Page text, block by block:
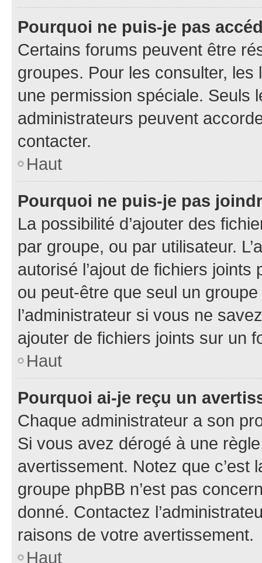
Pourquoi ne puis-je pas
Certains forums peuvent être
groupes. Pour les consulter,
une permission spéciale. Seuls
administrateurs peuvent
contacter.
Haut
Pourquoi ne puis-je pas
La possibilité d’ajouter des
par groupe, ou par utilisateur.
autorisé l’ajout de fichiers
ou peut-être que seul un
l’administrateur si vous ne
ajouter de fichiers joints sur un
Haut
Pourquoi ai-je reçu un
Chaque administrateur a son
Si vous avez dérogé à une
avertissement. Notez que c’est
groupe phpBB n’est pas
donné. Contactez
raisons de votre avertissement.
Haut